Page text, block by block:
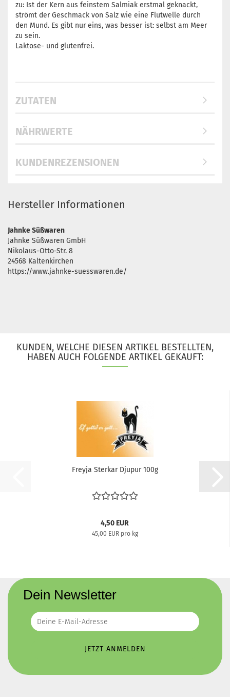
zu: Ist der Kern aus feinstem Salmiak erstmal geknackt,
strömt der Geschmack von Salz wie eine Flutwelle durch
den Mund. Es gibt nur eins, was besser ist: selbst am Meer
zu sein.
Laktose- und glutenfrei.
ZUTATEN
NÄHRWERTE
KUNDENREZENSIONEN
Hersteller Informationen
Jahnke Süßwaren
Jahnke Süßwaren GmbH
Nikolaus-Otto-Str. 8
24568 Kaltenkirchen
https://www.jahnke-suesswaren.de/
KUNDEN, WELCHE DIESEN ARTIKEL BESTELLTEN,
HABEN AUCH FOLGENDE ARTIKEL GEKAUFT:
Freyja Sterkar Djupur 100g
4,50 EUR
45,00 EUR pro kg
Dein Newsletter